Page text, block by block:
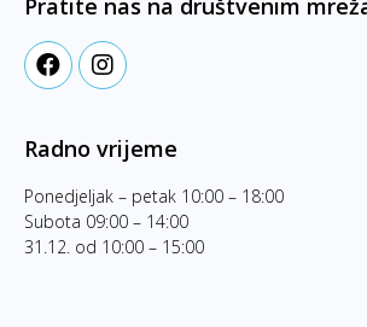
Pratite nas na društvenim
Radno vrijeme
Ponedjeljak – petak 10:00 – 18:00
Subota 09:00 – 14:00
31.12. od 10:00 – 15:00